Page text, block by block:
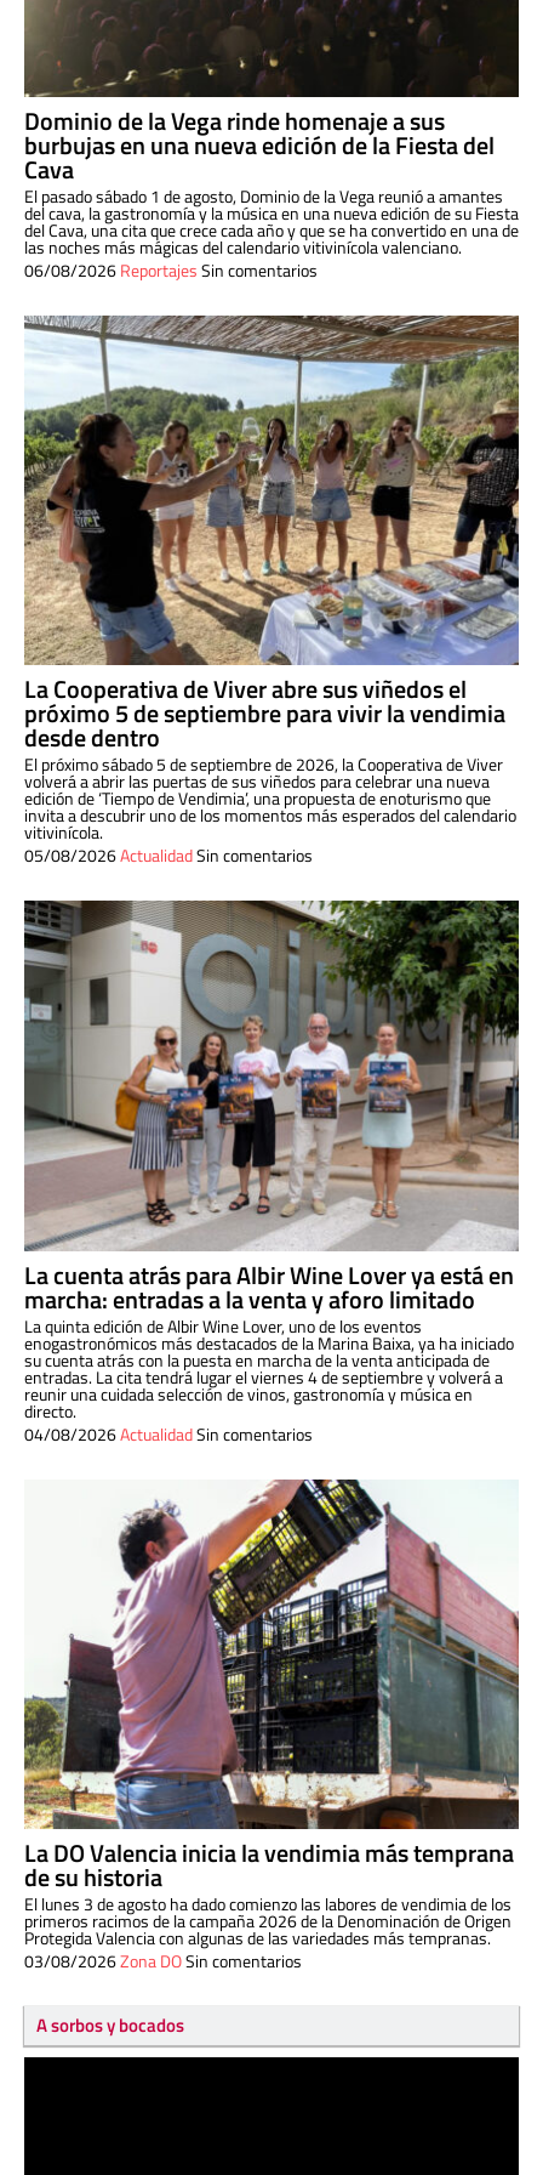
Dominio de la Vega rinde homenaje a sus
burbujas en una nueva edición de la Fiesta del
Cava
El pasado sábado 1 de agosto, Dominio de la Vega reunió a amantes
del cava, la gastronomía y la música en una nueva edición de su Fiesta
del Cava, una cita que crece cada año y que se ha convertido en una de
las noches más mágicas del calendario vitivinícola valenciano.
06/08/2026ReportajesSin comentarios
La Cooperativa de Viver abre sus viñedos el
próximo 5 de septiembre para vivir la vendimia
desde dentro
El próximo sábado 5 de septiembre de 2026, la Cooperativa de Viver
volverá a abrir las puertas de sus viñedos para celebrar una nueva
edición de ‘Tiempo de Vendimia’, una propuesta de enoturismo que
invita a descubrir uno de los momentos más esperados del calendario
vitivinícola.
05/08/2026ActualidadSin comentarios
La cuenta atrás para Albir Wine Lover ya está en
marcha: entradas a la venta y aforo limitado
La quinta edición de Albir Wine Lover, uno de los eventos
enogastronómicos más destacados de la Marina Baixa, ya ha iniciado
su cuenta atrás con la puesta en marcha de la venta anticipada de
entradas. La cita tendrá lugar el viernes 4 de septiembre y volverá a
reunir una cuidada selección de vinos, gastronomía y música en
directo.
04/08/2026ActualidadSin comentarios
La DO Valencia inicia la vendimia más temprana
de su historia
El lunes 3 de agosto ha dado comienzo las labores de vendimia de los
primeros racimos de la campaña 2026 de la Denominación de Origen
Protegida Valencia con algunas de las variedades más tempranas.
03/08/2026Zona DOSin comentarios
A sorbos y bocados